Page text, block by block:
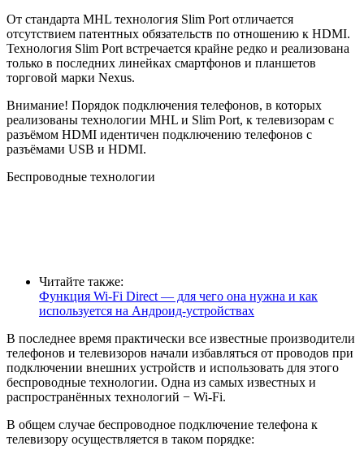
От стандарта MHL технология Slim Port отличается
отсутствием патентных обязательств по отношению к HDMI.
Технология Slim Port встречается крайне редко и реализована
только в последних линейках смартфонов и планшетов
торговой марки Nexus.
Внимание! Порядок подключения телефонов, в которых
реализованы технологии MHL и Slim Port, к телевизорам с
разъёмом HDMI идентичен подключению телефонов с
разъёмами USB и HDMI.
Беспроводные технологии
Читайте также:
Функция Wi-Fi Direct — для чего она нужна и как
используется на Андроид-устройствах
В последнее время практически все известные производители
телефонов и телевизоров начали избавляться от проводов при
подключении внешних устройств и использовать для этого
беспроводные технологии. Одна из самых известных и
распространённых технологий − Wi-Fi.
В общем случае беспроводное подключение телефона к
телевизору осуществляется в таком порядке: